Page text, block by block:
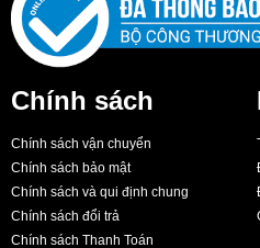
Chính sách
Chính sách vận chuyển
Chính sách bảo mật
Chính sách và qui định chung
Chính sách đổi trả
Chính sách Thanh Toán